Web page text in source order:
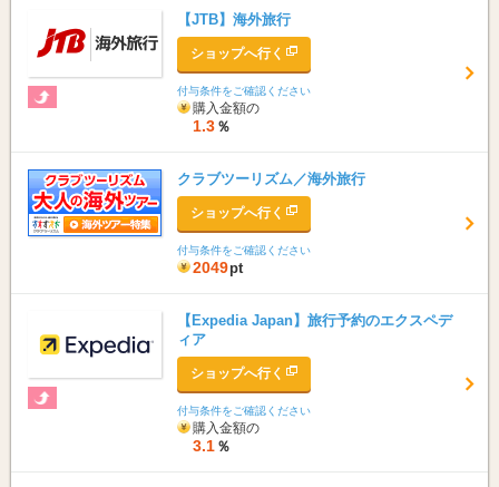
【JTB】海外旅行
ショップへ行く
付与条件をご確認ください
購入金額の
1.3 ％
クラブツーリズム／海外旅行
ショップへ行く
付与条件をご確認ください
2049pt
【Expedia Japan】旅行予約のエクスペデ
ィア
ショップへ行く
付与条件をご確認ください
購入金額の
3.1 ％